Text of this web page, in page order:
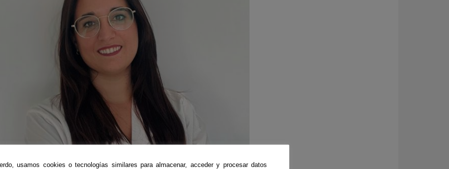
usamos cookies o tecnologías similares para almacenar, acceder y procesar datos